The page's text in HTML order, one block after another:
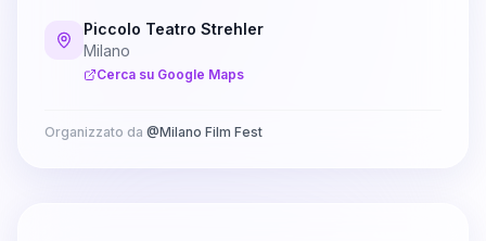
Piccolo Teatro Strehler
Milano
Cerca su Google Maps
Organizzato da @Milano Film Fest